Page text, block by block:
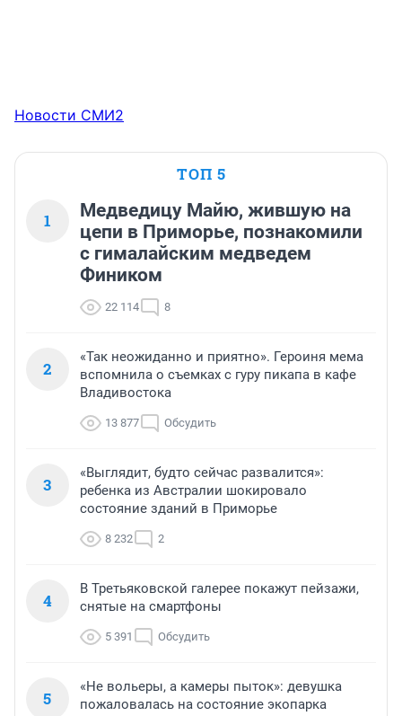
Новости СМИ2
ТОП 5
1
Медведицу Майю, жившую на
цепи в Приморье, познакомили
с гималайским медведем
Фиником
22 114 8
2
«Так неожиданно и приятно». Героиня мема
вспомнила о съемках с гуру пикапа в кафе
Владивостока
13 877 Обсудить
3
«Выглядит, будто сейчас развалится»:
ребенка из Австралии шокировало
состояние зданий в Приморье
8 232 2
4
В Третьяковской галерее покажут пейзажи,
снятые на смартфоны
5 391 Обсудить
5
«Не вольеры, а камеры пыток»: девушка
пожаловалась на состояние экопарка